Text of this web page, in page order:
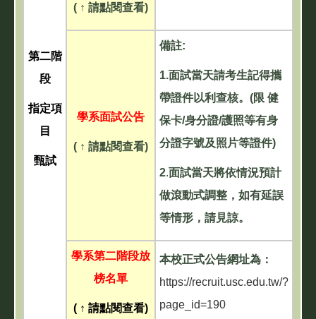
第二階
段
指定項
目
甄試
( ↑ 請點閱查看)
學系面試公告
( ↑ 請點閱查看)
備註:
1.面試當天請考生記得攜
帶證件以利查核。(限 健
保卡/身分證/護照等有身
分證字號及照片等證件)
2.面試當天將依情況預計
做滾動式調整，如有延誤
等情形，請見諒。
學系第二階段放
榜名單
( ↑ 請點閱查看)
本校正式公告網址為：
https://recruit.usc.edu.tw/?
page_id=190